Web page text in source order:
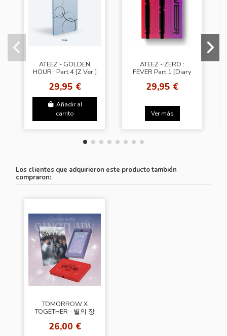
ATEEZ - GOLDEN
HOUR : Part.4 [Z Ver.]
29,95 €
Añadir al
carrito
ATEEZ - ZERO :
FEVER Part.1 [Diary
29,95 €
Ver más
Los clientes que adquirieron este producto también
compraron:
TOMORROW X
TOGETHER - 별의 장
[Random Cover]
26,00 €